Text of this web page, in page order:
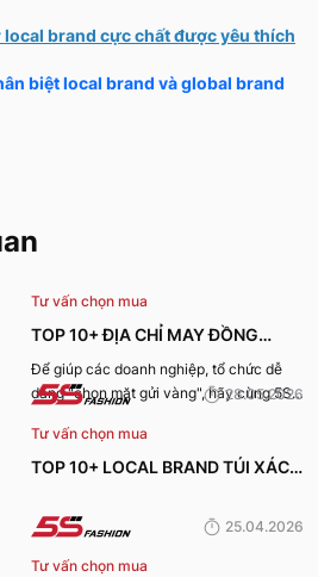
local brand cực chất được yêu thích
biệt local brand và global brand
Tư vấn chọn mua
TOP 10+ ĐỊA CHỈ MAY ĐỒNG
PHỤC CÔNG TY ĐẸP, UY TÍN
NHẤT HIỆN NAY
Để giúp các doanh nghiệp, tổ chức dễ
dàng "chọn mặt gửi vàng", hãy cùng 5S
phục công ty uy tín, chất lượng và nhận
được nhiều đánh giá tích cực nhất hiện
28.05.2026
Tư vấn chọn mua
TOP 10+ LOCAL BRAND TÚI XÁCH
MÙA HÈ 2026
25.04.2026
Tư vấn chọn mua